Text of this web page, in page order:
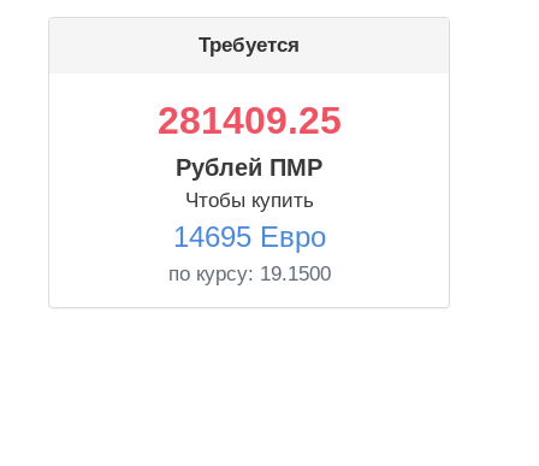
Требуется
281409.25
Рублей ПМР
Чтобы купить
14695 Евро
по курсу: 19.1500